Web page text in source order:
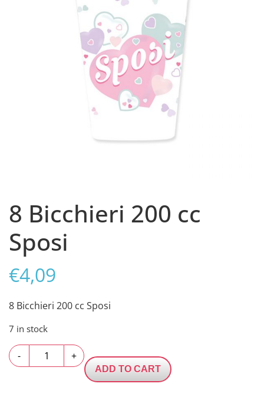
8 Bicchieri 200 cc
Sposi
€4,09
8 Bicchieri 200 cc Sposi
7 in stock
-
Bicchieri
+
ADD TO CART